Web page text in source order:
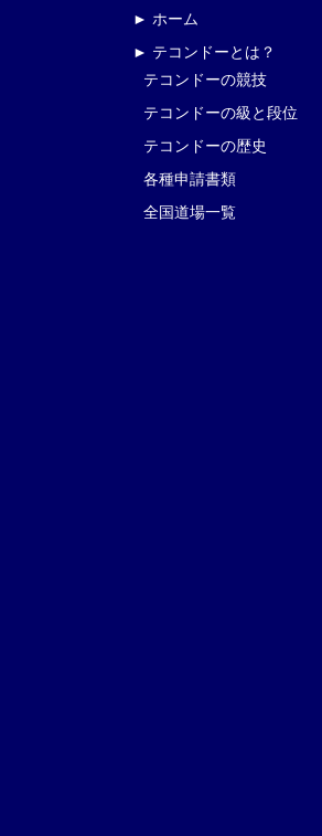
► ホーム
► テコンドーとは？
テコンドーの競技
テコンドーの級と段位
テコンドーの歴史
各種申請書類
全国道場一覧